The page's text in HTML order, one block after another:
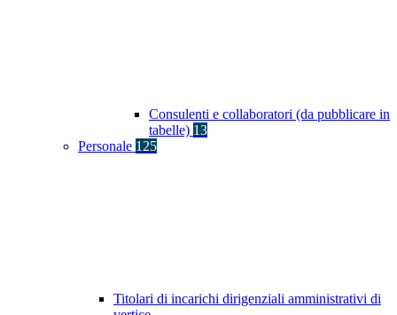
Consulenti e collaboratori (da pubblicare in
tabelle) 13
Personale 125
Titolari di incarichi dirigenziali amministrativi di